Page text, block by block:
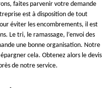
faites parvenir votre demande
est à disposition de tout
éviter les encombrements, il est
Le tri, le ramassage, l’envoi des
une bonne organisation. Notre
cela. Obtenez alors le devis
de notre service.